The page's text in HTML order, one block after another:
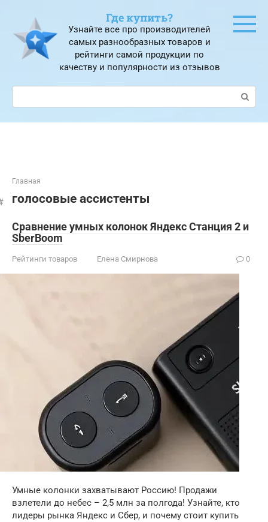
контенту
Где купить?
Узнайте все про производителей
самых разнообразных товаров и
рейтинги самой продукции по
качеству и популярности из отзывов
Поиск:
Главная
голосовые ассистенты
Сравнение умных колонок Яндекс Станция 2 и
SberBoom
Рейтинги товаров Елена Смирнова 0
Умные колонки захватывают Россию! Продажи
взлетели до небес – 2,5 млн за полгода! Узнайте, кто
лидеры рынка Яндекс и Сбер, и почему стоит купить